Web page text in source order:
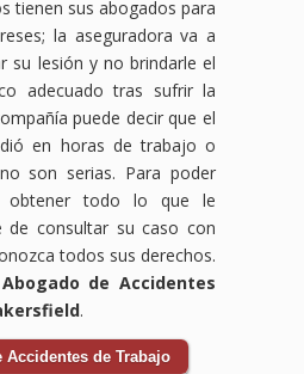
tienen sus abogados para
la aseguradora va a
su lesión y no brindarle el
adecuado tras sufrir la
puede decir que el
en horas de trabajo o
son serias. Para poder
obtener todo lo que le
de consultar su caso con
todos sus derechos.
Abogado de Accidentes
.
Accidentes de Trabajo